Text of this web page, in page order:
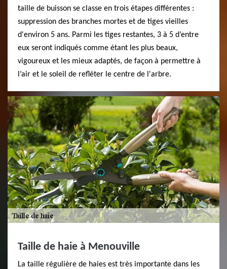
taille de buisson se classe en trois étapes différentes :
suppression des branches mortes et de tiges vieilles
d'environ 5 ans. Parmi les tiges restantes, 3 à 5 d’entre
eux seront indiqués comme étant les plus beaux,
vigoureux et les mieux adaptés, de façon à permettre à
l’air et le soleil de refléter le centre de l'arbre.
Taille de haie à Menouville
La taille régulière de haies est très importante dans les